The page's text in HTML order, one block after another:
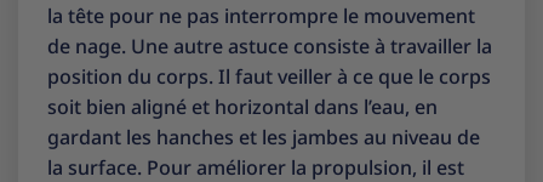
la tête pour ne pas interrompre le mouvement
de nage. Une autre astuce consiste à travailler la
position du corps. Il faut veiller à ce que le corps
soit bien aligné et horizontal dans l’eau, en
gardant les hanches et les jambes au niveau de
la surface. Pour améliorer la propulsion, il est